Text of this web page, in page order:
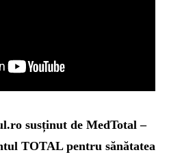
susținut de MedTotal –
TOTAL pentru sănătatea